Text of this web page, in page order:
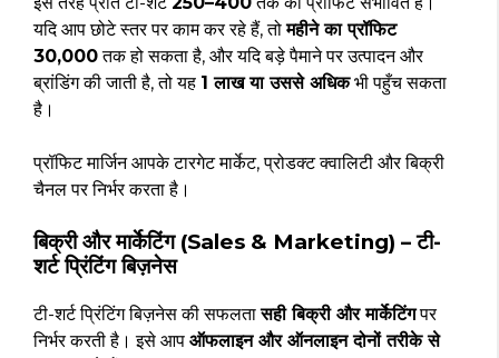
यदि आप छोटे स्तर पर काम कर रहे हैं, तोमहीने का प्रॉफिट
₹30,000तक हो सकता है, और यदि बड़े पैमाने पर उत्पादन और
ब्रांडिंग की जाती है, तो यह ₹1 लाख या उससे अधिकभी पहुँच सकता
है।
प्रॉफिट मार्जिन आपके टारगेट मार्केट, प्रोडक्ट क्वालिटी और बिक्री
चैनल पर निर्भर करता है।
बिक्री और मार्केटिंग (Sales & Marketing) – टी-
शर्ट प्रिंटिंग बिज़नेस
टी-शर्ट प्रिंटिंग बिज़नेस की सफलतासही बिक्री और मार्केटिंगपर
निर्भर करती है। इसे आप ऑफलाइन और ऑनलाइन दोनों तरीके से